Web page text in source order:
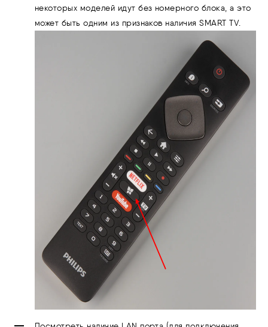
некоторых моделей идут без номерного блока, а это
может быть одним из признаков наличия SMART TV.